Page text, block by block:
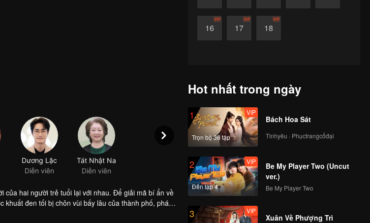
16
VIP
17
VIP
18
VIP
Dương Lặc
Diễn viên
Tát Nhật Na
Diễn viên
của hai người trẻ tuổi lại với nhau. Để giải mã bí ẩn về
đen tối bị chôn vùi bấy lâu của thành phố, phá
Hot nhất trong ngày
1
Trọn bộ 36 tập
VIP
Bách Hoa Sát
Tìnhyêu · Phụctrangcổđại
2
Đến tập 4
VIP
Be My Player Two (Uncut
ver.)
Be My Player Two
3 VIP
Xuân Về Phượng Trì